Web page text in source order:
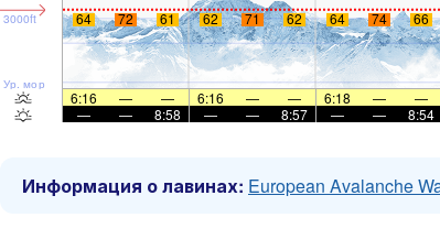
Ур. моря
3000ft
64
72 61 62 71 62 64 74 66
6:16 — — 6:16 — — 6:18 — —
—
— 8:58 — — 8:57 — — 8:54
Информация о лавинах: European Avalanche